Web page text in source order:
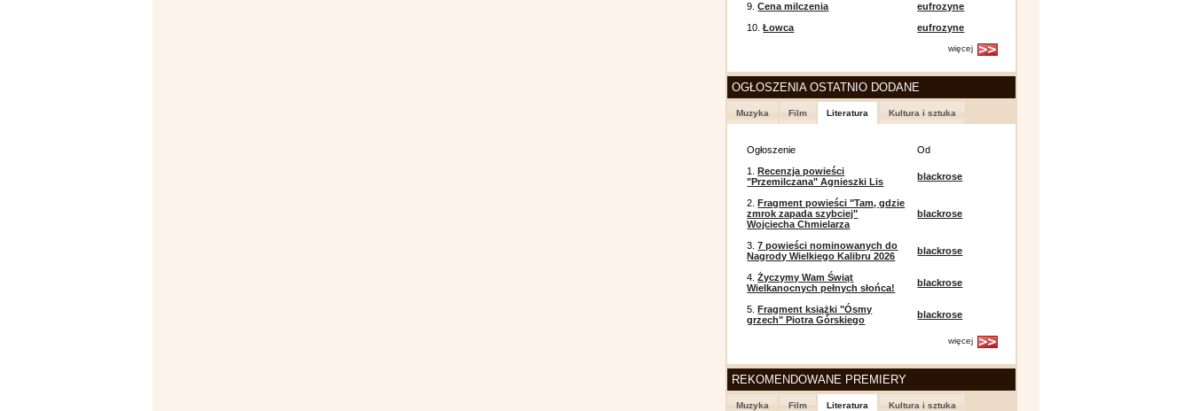
9.Cena milczenia
eufrozyne
10.Łowca eufrozyne
więcej
OGŁOSZENIA OSTATNIO DODANE
Muzyka Film Literatura Kultura i sztuka
Ogłoszenie
Od
1.Recenzja powieści
"Przemilczana" Agnieszki Lis
blackrose
2.Fragment powieści "Tam, gdzie
zmrok zapada szybciej"
Wojciecha Chmielarza
blackrose
3.7 powieści nominowanych do
Nagrody Wielkiego Kalibru 2026
blackrose
4.Życzymy Wam Świąt
Wielkanocnych pełnych słońca!
blackrose
5.Fragment książki "Ósmy
grzech" Piotra Górskiego
blackrose
więcej
REKOMENDOWANE PREMIERY
Muzyka Film Literatura Kultura i sztuka